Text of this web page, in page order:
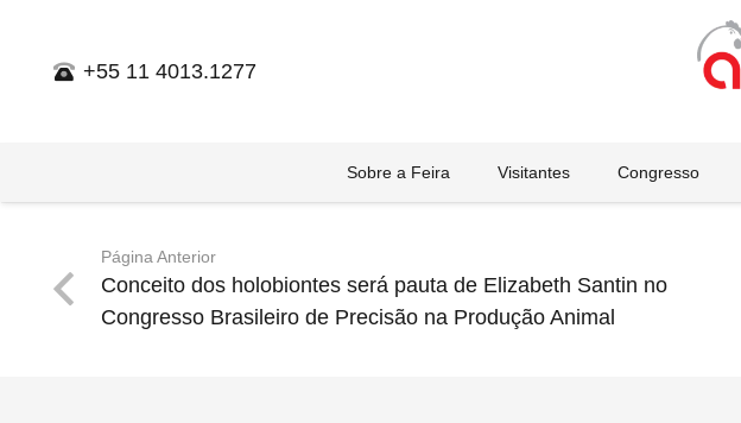
+55 11 4013.1277
Sobre a Feira Visitantes Congresso
Página Anterior
Conceito dos holobiontes será pauta de Elizabeth Santin no
Congresso Brasileiro de Precisão na Produção Animal